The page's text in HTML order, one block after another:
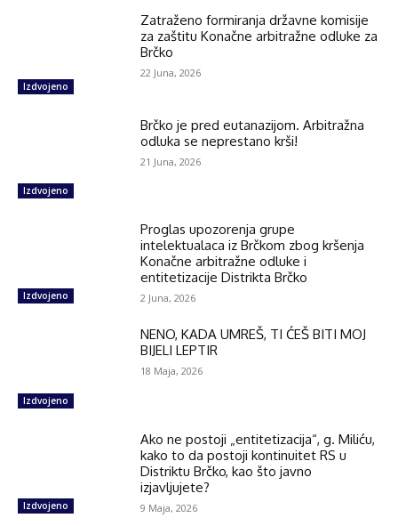
Izdvojeno
Zatraženo formiranja državne komisije
za zaštitu Konačne arbitražne odluke za
Brčko
22 Juna, 2026
Izdvojeno
Brčko je pred eutanazijom. Arbitražna
odluka se neprestano krši!
21 Juna, 2026
Izdvojeno
Proglas upozorenja grupe
intelektualaca iz Brčkom zbog kršenja
Konačne arbitražne odluke i
entitetizacije Distrikta Brčko
2 Juna, 2026
Izdvojeno
NENO, KADA UMREŠ, TI ĆEŠ BITI MOJ
BIJELI LEPTIR
18 Maja, 2026
Izdvojeno
Ako ne postoji „entitetizacija“, g. Miliću,
kako to da postoji kontinuitet RS u
Distriktu Brčko, kao što javno
izjavljujete?
9 Maja, 2026